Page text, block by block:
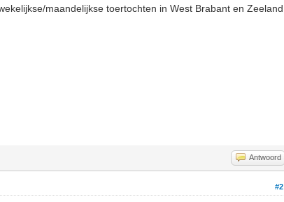
maandelijkse toertochten in West Brabant en Zeeland
Antwoord
#2